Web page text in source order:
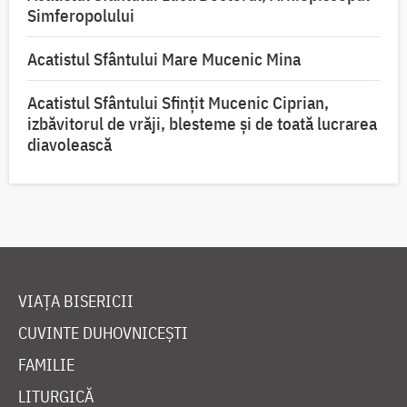
Simferopolului
Acatistul Sfântului Mare Mucenic Mina
Acatistul Sfântului Sfințit Mucenic Ciprian,
izbăvitorul de vrăji, blesteme și de toată lucrarea
diavolească
VIAȚA BISERICII
CUVINTE DUHOVNICEȘTI
FAMILIE
LITURGICĂ